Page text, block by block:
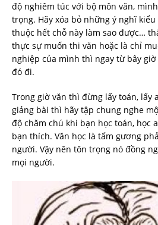
độ nghiêm túc với bộ môn văn,
trọng. Hãy xóa bỏ những ý nghĩ kiểu
thuộc hết chỗ này làm sao được…
thực sự muốn thi văn hoặc là chỉ
nghiệp của mình thì ngay từ bây
đó đi.
Trong giờ văn thì đừng lấy toán, lấy
giảng bài thì hãy tập chung nghe
độ chăm chú khi bạn học toán, học
bạn thích. Văn học là tấm gương
người. Vậy nên tôn trọng nó đồng
mọi người.